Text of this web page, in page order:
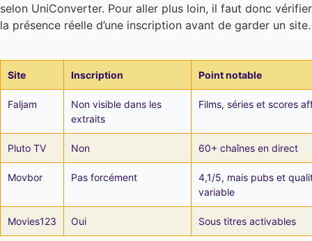
selon UniConverter. Pour aller plus loin, il faut donc vérifier
la présence réelle d’une inscription avant de garder un site.
Site Inscription Point notable
Faljam
Non visible dans les
extraits
Films, séries et scores
Pluto TV Non 60+ chaînes en direct
Movbor Pas forcément
4,1/5, mais pubs et
variable
Movies123 Oui Sous titres activables